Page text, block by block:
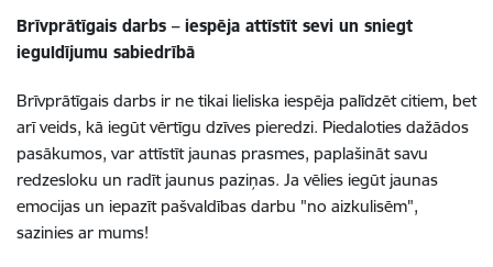
Brīvprātīgais darbs – iespēja attīstīt sevi un sniegt
ieguldījumu sabiedrībā
Brīvprātīgais darbs ir ne tikai lieliska iespēja palīdzēt citiem, bet
arī veids, kā iegūt vērtīgu dzīves pieredzi. Piedaloties dažādos
pasākumos, var attīstīt jaunas prasmes, paplašināt savu
redzesloku un radīt jaunus paziņas. Ja vēlies iegūt jaunas
emocijas un iepazīt pašvaldības darbu "no aizkulisēm",
sazinies ar mums!